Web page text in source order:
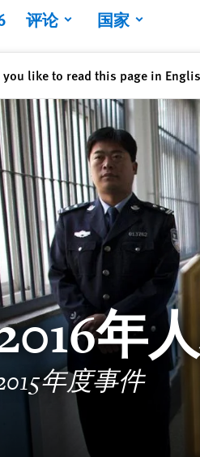
评论 国家
like to read this page in
年
年度事件